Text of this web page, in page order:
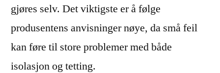
gjøres selv. Det viktigste er å følge
produsentens anvisninger nøye, da små feil
kan føre til store problemer med både
isolasjon og tetting.